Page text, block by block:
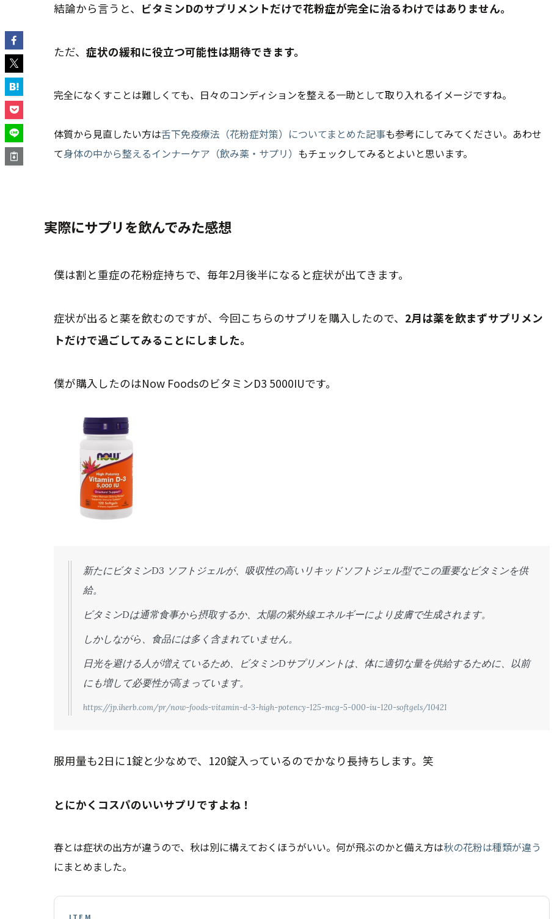
結論から言うと、 ビタミンDのサプリメントだけで花粉症が完全に治るわけではありません。
ただ、 症状の緩和に役立つ可能性は期待できます。
完全になくすことは難しくても、日々のコンディションを整える一助として取り入れるイメージですね。
体質から見直したい方は舌下免疫療法（花粉症対策）についてまとめた記事も参考にしてみてください。あわせ
て身体の中から整えるインナーケア（飲み薬・サプリ） もチェックしてみるとよいと思います。
実際にサプリを飲んでみた感想
僕は割と重症の花粉症持ちで、毎年2月後半になると症状が出てきます。
症状が出ると薬を飲むのですが、今回こちらのサプリを購入したので、 2月は薬を飲まずサプリメン
トだけで過ごしてみることにしました。
僕が購入したのはNow FoodsのビタミンD3 5000IUです。
新たにビタミンD3 ソフトジェルが、吸収性の高いリキッドソフトジェル型でこの重要なビタミンを供
給。
ビタミンDは通常食事から摂取するか、太陽の紫外線エネルギーにより皮膚で生成されます。
しかしながら、食品には多く含まれていません。
日光を避ける人が増えているため、ビタミンDサプリメントは、体に適切な量を供給するために、以前
にも増して必要性が高まっています。
https://jp.iherb.com/pr/now-foods-vitamin-d-3-high-potency-125-mcg-5-000-iu-120-softgels/10421
服用量も2日に1錠と少なめで、120錠入っているのでかなり長持ちします。笑
とにかくコスパのいいサプリですよね！
春とは症状の出方が違うので、秋は別に構えておくほうがいい。何が飛ぶのかと備え方は秋の花粉は種類が違う
にまとめました。
ITEM